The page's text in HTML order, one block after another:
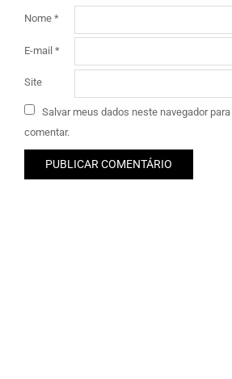
Nome *
E-mail *
Site
Salvar meus dados neste navegador
comentar.